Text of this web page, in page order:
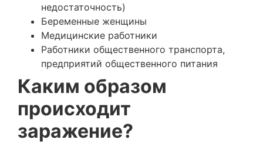
недостаточность)
Беременные женщины
Медицинские работники
Работники общественного транспорта,
предприятий общественного питания
Каким образом
происходит
заражение?